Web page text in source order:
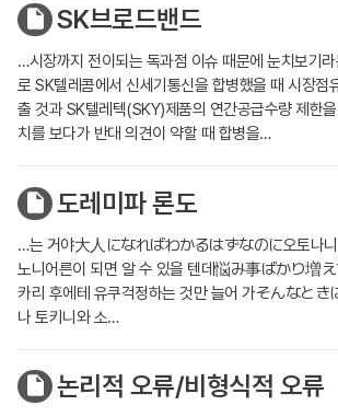
SK브로드밴드
…시장까지 전이되는 독과점 이슈 때문에 눈치보기라
로 SK텔레콤에서 신세기통신을 합병했을 때 시장
출 것과 SK텔레텍(SKY)제품의 연간공급수량 제한
치를 보다가 반대 의견이 약할 때 합병을…
도레미파 론도
…는 거야大人になればわかるはずなのに오토나니
노니어른이 되면 알 수 있을 텐데悩み事ばかり増
카리 후에테 유쿠걱정하는 것만 늘어 가そんなと
나 토키니와 소…
논리적 오류/비형식적 오류